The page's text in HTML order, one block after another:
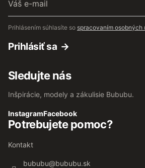
e-
mail
Prihlásením súhlasíte so spracovaním osobných
Prihlásiť sa
Sledujte nás
Inšpirácie, modely a zákulisie Bububu.
InstagramFacebook
Potrebujete pomoc?
Kontakt
bububu@bububu.sk